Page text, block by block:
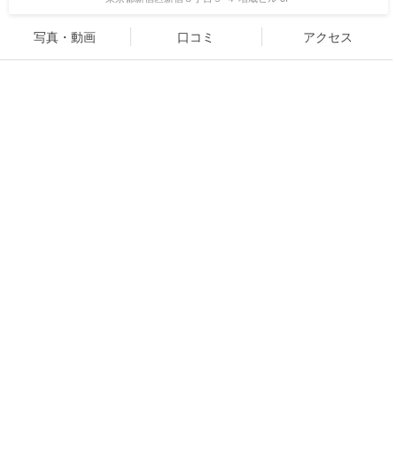
写真・動画 口コミ アクセス